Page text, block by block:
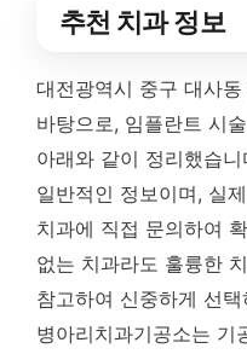
추천 치과 정보
대전광역시 중구 대사
바탕으로, 임플란트 시
아래와 같이 정리했습
일반적인 정보이며, 실
치과에 직접 문의하여
없는 치과라도 훌륭한
참고하여 신중하게 선
병아리치과기공소는 기